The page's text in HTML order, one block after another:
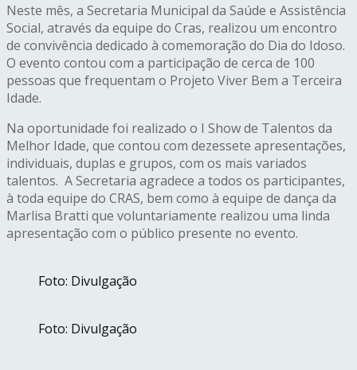
Neste mês, a Secretaria Municipal da Saúde e Assistência
Social, através da equipe do Cras, realizou um encontro
de convivência dedicado à comemoração do Dia do Idoso.
O evento contou com a participação de cerca de 100
pessoas que frequentam o Projeto Viver Bem a Terceira
Idade.
Na oportunidade foi realizado o I Show de Talentos da
Melhor Idade, que contou com dezessete apresentações,
individuais, duplas e grupos, com os mais variados
talentos. A Secretaria agradece a todos os participantes,
à toda equipe do CRAS, bem como à equipe de dança da
Marlisa Bratti que voluntariamente realizou uma linda
apresentação com o público presente no evento.
Foto: Divulgação
Foto: Divulgação